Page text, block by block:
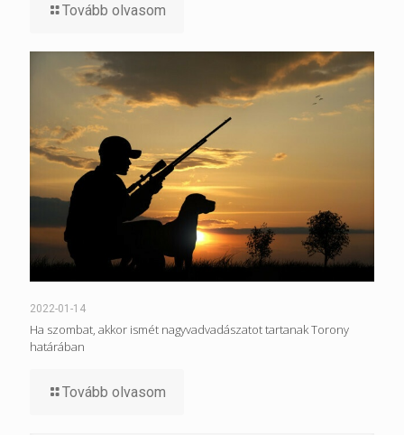
Tovább olvasom
2022-01-14
Ha szombat, akkor ismét nagyvadvadászatot tartanak Torony
határában
Tovább olvasom